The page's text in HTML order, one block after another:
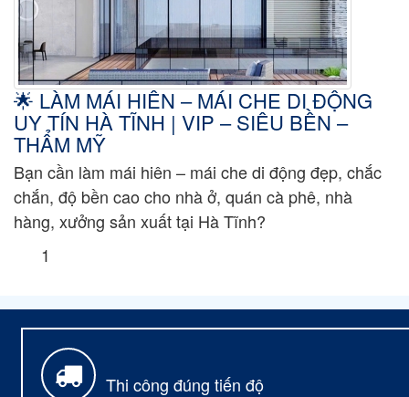
🌟 LÀM MÁI HIÊN – MÁI CHE DI ĐỘNG
UY TÍN HÀ TĨNH | VIP – SIÊU BỀN –
THẨM MỸ
Bạn cần làm mái hiên – mái che di động đẹp, chắc
chắn, độ bền cao cho nhà ở, quán cà phê, nhà
hàng, xưởng sản xuất tại Hà Tĩnh?
1
Thi công đúng tiến độ